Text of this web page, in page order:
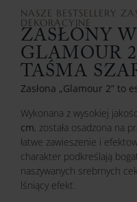
NASZE BESTSELLERY
DEKORACYJNE
ZASŁONY
GLAMOUR
TAŚMA
Zasłona „Glamour 2” to
Wykonana z wysokiej
cm, została osadzona na
łatwe zawieszenie i
charakter podkreślają
naszywanych srebrnych
lśniący efekt.